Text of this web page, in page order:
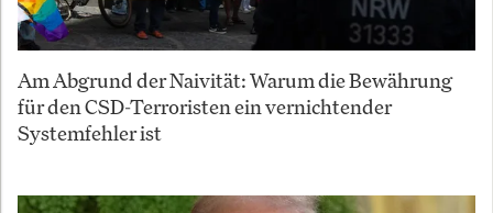
Am Abgrund der Naivität: Warum die Bewährung
für den CSD-Terroristen ein vernichtender
Systemfehler ist